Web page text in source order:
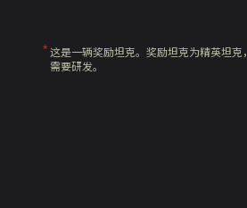
这是一辆奖励坦克。奖励坦克为精英坦
需要研发。